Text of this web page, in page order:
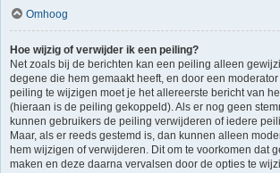
Omhoog
Hoe wijzig of verwijder ik een peiling?
Net zoals bij de berichten kan een peiling alleen
degene die hem gemaakt heeft, en door een
peiling te wijzigen moet je het allereerste bericht van
(hieraan is de peiling gekoppeld). Als er nog geen
kunnen gebruikers de peiling verwijderen of iedere
Maar, als er reeds gestemd is, dan kunnen alleen
hem wijzigen of verwijderen. Dit om te voorkomen dat
maken en deze daarna vervalsen door de opties te